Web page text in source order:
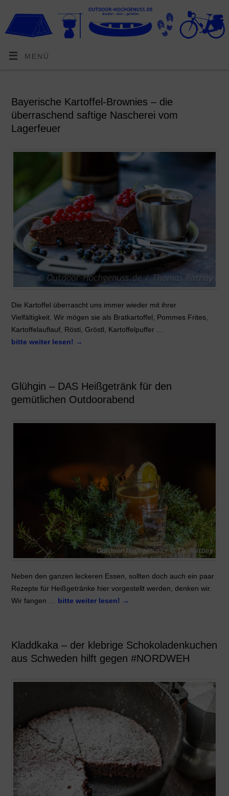
MENÜ
Bayerische Kartoffel-Brownies – die
überraschend saftige Nascherei vom
Lagerfeuer
Die Kartoffel überrascht uns immer wieder mit ihrer
Vielfältigkeit. Wir mögen sie als Bratkartoffel, Pommes Frites,
Kartoffelauflauf, Rösti, Gröstl, Kartoffelpuffer …
bitte weiter lesen! →
Glühgin – DAS Heißgetränk für den
gemütlichen Outdoorabend
Neben den ganzen leckeren Essen, sollten doch auch ein paar
Rezepte für Heißgetränke hier vorgestellt werden, denken wir.
Wir fangen … bitte weiter lesen! →
Kladdkaka – der klebrige Schokoladenkuchen
aus Schweden hilft gegen #NORDWEH